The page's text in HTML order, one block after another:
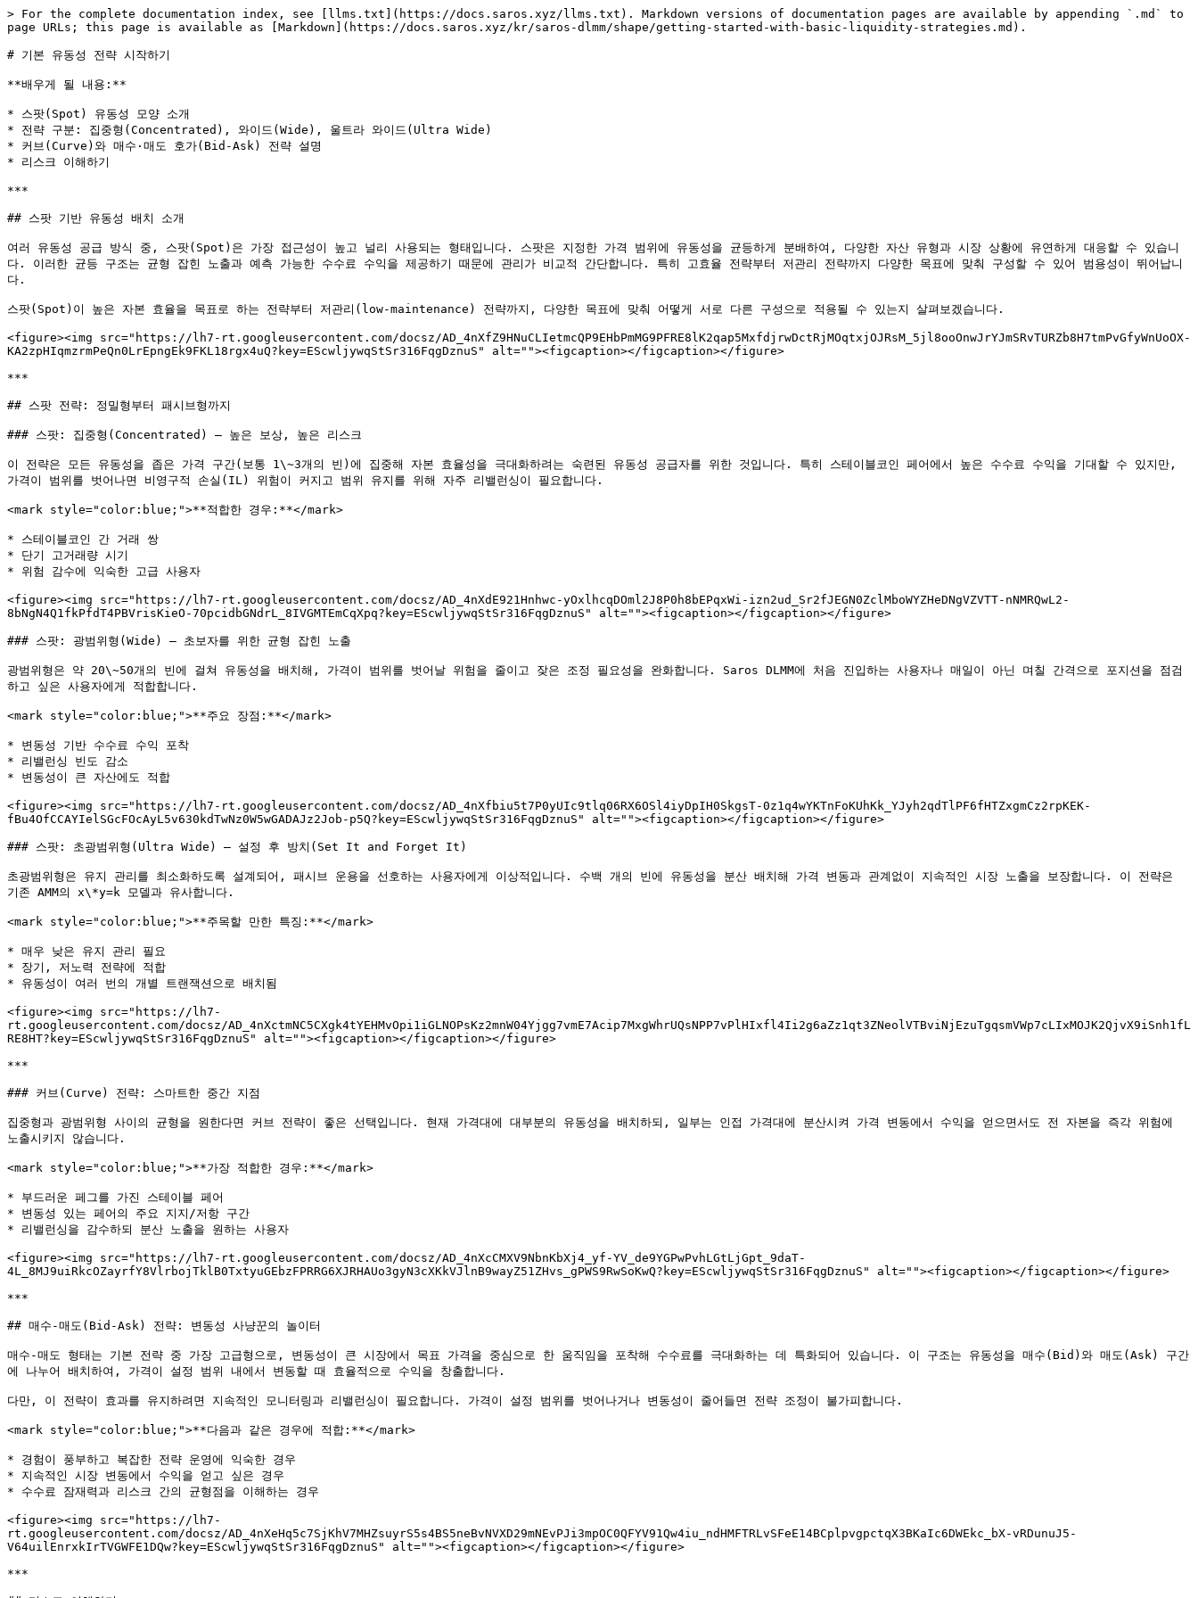
> For the complete documentation index, see [llms.txt](https://docs.saros.xyz/llms.txt). Markdown versions of documentation pages are available by appending `.md` to
page URLs; this page is available as [Markdown](https://docs.saros.xyz/kr/saros-dlmm/shape/getting-started-with-basic-liquidity-strategies.md).
# 기본 유동성 전략 시작하기
**배우게 될 내용:**
* 스팟(Spot) 유동성 모양 소개
* 전략 구분: 집중형(Concentrated), 와이드(Wide), 울트라 와이드(Ultra Wide)
* 커브(Curve)와 매수·매도 호가(Bid-Ask) 전략 설명
* 리스크 이해하기
***
## 스팟 기반 유동성 배치 소개
여러 유동성 공급 방식 중, 스팟(Spot)은 가장 접근성이 높고 널리 사용되는 형태입니다. 스팟은 지정한 가격 범위에 유동성을 균등하게 분배하여, 다양한 자산 유형과 시장 상황에 유연하게 대응할 수 있습니
다. 이러한 균등 구조는 균형 잡힌 노출과 예측 가능한 수수료 수익을 제공하기 때문에 관리가 비교적 간단합니다. 특히 고효율 전략부터 저관리 전략까지 다양한 목표에 맞춰 구성할 수 있어 범용성이 뛰어납니
다.
스팟(Spot)이 높은 자본 효율을 목표로 하는 전략부터 저관리(low-maintenance) 전략까지, 다양한 목표에 맞춰 어떻게 서로 다른 구성으로 적용될 수 있는지 살펴보겠습니다.
<figure><img src="https://lh7-rt.googleusercontent.com/docsz/AD_4nXfZ9HNuCLIetmcQP9EHbPmMG9PFRE8lK2qap5MxfdjrwDctRjMOqtxjOJRsM_5jl8ooOnwJrYJmSRvTURZb8H7tmPvGfyWnUoOX-
KA2zpHIqmzrmPeQn0LrEpngEk9FKL18rgx4uQ?key=EScwljywqStSr316FqgDznuS" alt=""><figcaption></figcaption></figure>
***
## 스팟 전략: 정밀형부터 패시브형까지
### 스팟: 집중형(Concentrated) – 높은 보상, 높은 리스크
이 전략은 모든 유동성을 좁은 가격 구간(보통 1\~3개의 빈)에 집중해 자본 효율성을 극대화하려는 숙련된 유동성 공급자를 위한 것입니다. 특히 스테이블코인 페어에서 높은 수수료 수익을 기대할 수 있지만,
가격이 범위를 벗어나면 비영구적 손실(IL) 위험이 커지고 범위 유지를 위해 자주 리밸런싱이 필요합니다.
<mark style="color:blue;">**적합한 경우:**</mark>
* 스테이블코인 간 거래 쌍
* 단기 고거래량 시기
* 위험 감수에 익숙한 고급 사용자
<figure><img src="https://lh7-rt.googleusercontent.com/docsz/AD_4nXdE921Hnhwc-yOxlhcqDOml2J8P0h8bEPqxWi-izn2ud_Sr2fJEGN0ZclMboWYZHeDNgVZVTT-nNMRQwL2-
8bNgN4Q1fkPfdT4PBVrisKieO-70pcidbGNdrL_8IVGMTEmCqXpq?key=EScwljywqStSr316FqgDznuS" alt=""><figcaption></figcaption></figure>
### 스팟: 광범위형(Wide) – 초보자를 위한 균형 잡힌 노출
광범위형은 약 20\~50개의 빈에 걸쳐 유동성을 배치해, 가격이 범위를 벗어날 위험을 줄이고 잦은 조정 필요성을 완화합니다. Saros DLMM에 처음 진입하는 사용자나 매일이 아닌 며칠 간격으로 포지션을 점검
하고 싶은 사용자에게 적합합니다.
<mark style="color:blue;">**주요 장점:**</mark>
* 변동성 기반 수수료 수익 포착
* 리밸런싱 빈도 감소
* 변동성이 큰 자산에도 적합
<figure><img src="https://lh7-rt.googleusercontent.com/docsz/AD_4nXfbiu5t7P0yUIc9tlq06RX6OSl4iyDpIH0SkgsT-0z1q4wYKTnFoKUhKk_YJyh2qdTlPF6fHTZxgmCz2rpKEK-
fBu4OfCCAYIelSGcFOcAyL5v630kdTwNz0W5wGADAJz2Job-p5Q?key=EScwljywqStSr316FqgDznuS" alt=""><figcaption></figcaption></figure>
### 스팟: 초광범위형(Ultra Wide) – 설정 후 방치(Set It and Forget It)
초광범위형은 유지 관리를 최소화하도록 설계되어, 패시브 운용을 선호하는 사용자에게 이상적입니다. 수백 개의 빈에 유동성을 분산 배치해 가격 변동과 관계없이 지속적인 시장 노출을 보장합니다. 이 전략은
기존 AMM의 x\*y=k 모델과 유사합니다.
<mark style="color:blue;">**주목할 만한 특징:**</mark>
* 매우 낮은 유지 관리 필요
* 장기, 저노력 전략에 적합
* 유동성이 여러 번의 개별 트랜잭션으로 배치됨
<figure><img src="https://lh7-
rt.googleusercontent.com/docsz/AD_4nXctmNC5CXgk4tYEHMvOpi1iGLNOPsKz2mnW04Yjgg7vmE7Acip7MxgWhrUQsNPP7vPlHIxfl4Ii2g6aZz1qt3ZNeolVTBviNjEzuTgqsmVWp7cLIxMOJK2QjvX9iSnh1fL
RE8HT?key=EScwljywqStSr316FqgDznuS" alt=""><figcaption></figcaption></figure>
***
### 커브(Curve) 전략: 스마트한 중간 지점
집중형과 광범위형 사이의 균형을 원한다면 커브 전략이 좋은 선택입니다. 현재 가격대에 대부분의 유동성을 배치하되, 일부는 인접 가격대에 분산시켜 가격 변동에서 수익을 얻으면서도 전 자본을 즉각 위험에
노출시키지 않습니다.
<mark style="color:blue;">**가장 적합한 경우:**</mark>
* 부드러운 페그를 가진 스테이블 페어
* 변동성 있는 페어의 주요 지지/저항 구간
* 리밸런싱을 감수하되 분산 노출을 원하는 사용자
<figure><img src="https://lh7-rt.googleusercontent.com/docsz/AD_4nXcCMXV9NbnKbXj4_yf-YV_de9YGPwPvhLGtLjGpt_9daT-
4L_8MJ9uiRkcOZayrfY8VlrbojTklB0TxtyuGEbzFPRRG6XJRHAUo3gyN3cXKkVJlnB9wayZ51ZHvs_gPWS9RwSoKwQ?key=EScwljywqStSr316FqgDznuS" alt=""><figcaption></figcaption></figure>
***
## 매수-매도(Bid-Ask) 전략: 변동성 사냥꾼의 놀이터
매수-매도 형태는 기본 전략 중 가장 고급형으로, 변동성이 큰 시장에서 목표 가격을 중심으로 한 움직임을 포착해 수수료를 극대화하는 데 특화되어 있습니다. 이 구조는 유동성을 매수(Bid)와 매도(Ask) 구간
에 나누어 배치하여, 가격이 설정 범위 내에서 변동할 때 효율적으로 수익을 창출합니다.
다만, 이 전략이 효과를 유지하려면 지속적인 모니터링과 리밸런싱이 필요합니다. 가격이 설정 범위를 벗어나거나 변동성이 줄어들면 전략 조정이 불가피합니다.
<mark style="color:blue;">**다음과 같은 경우에 적합:**</mark>
* 경험이 풍부하고 복잡한 전략 운영에 익숙한 경우
* 지속적인 시장 변동에서 수익을 얻고 싶은 경우
* 수수료 잠재력과 리스크 간의 균형점을 이해하는 경우
<figure><img src="https://lh7-
rt.googleusercontent.com/docsz/AD_4nXeHq5c7SjKhV7MHZsuyrS5s4BS5neBvNVXD29mNEvPJi3mpOC0QFYV91Qw4iu_ndHMFTRLvSFeE14BCplpvgpctqX3BKaIc6DWEkc_bX-vRDunuJ5-
V64uilEnrxkIrTVGWFE1DQw?key=EScwljywqStSr316FqgDznuS" alt=""><figcaption></figcaption></figure>
***